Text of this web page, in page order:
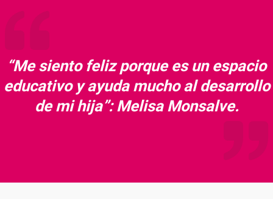
“Me siento feliz porque es un espacio
educativo y ayuda mucho al desarrollo
de mi hija”: Melisa Monsalve.